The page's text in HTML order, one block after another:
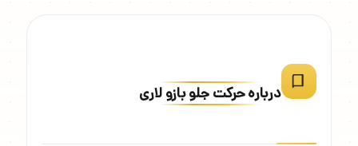
درباره حرکت جلو بازو لاری